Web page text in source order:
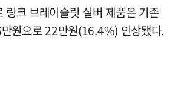
링크 브레이슬릿 실버 제품은 기존
원으로 22만원(16.4%) 인상됐다.